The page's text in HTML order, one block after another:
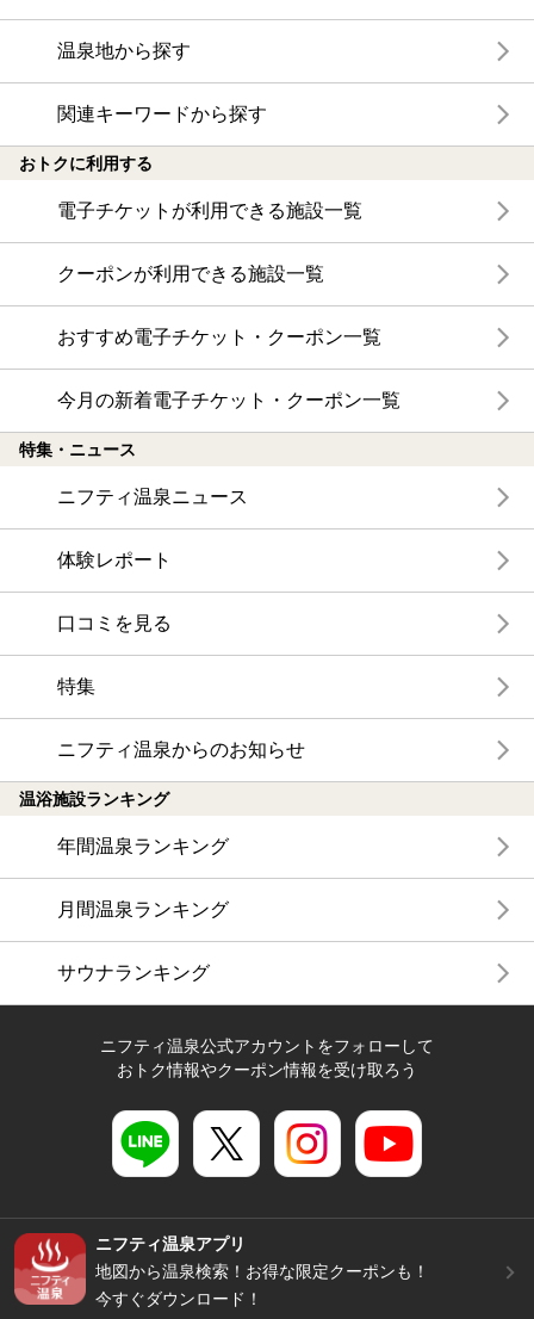
温泉地から探す
関連キーワードから探す
おトクに利用する
電子チケットが利用できる施設一覧
クーポンが利用できる施設一覧
おすすめ電子チケット・クーポン一覧
今月の新着電子チケット・クーポン一覧
特集・ニュース
ニフティ温泉ニュース
体験レポート
口コミを見る
特集
ニフティ温泉からのお知らせ
温浴施設ランキング
年間温泉ランキング
月間温泉ランキング
サウナランキング
ニフティ温泉公式アカウントをフォローして
おトク情報やクーポン情報を受け取ろう
ニフティ温泉アプリ
地図から温泉検索！お得な限定クーポンも！
今すぐダウンロード！